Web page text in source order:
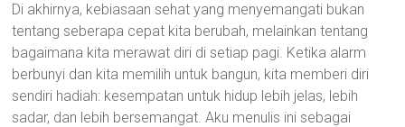
Di akhirnya, kebiasaan sehat yang menyemangati bukan
tentang seberapa cepat kita berubah, melainkan tentang
bagaimana kita merawat diri di setiap pagi. Ketika alarm
berbunyi dan kita memilih untuk bangun, kita memberi diri
sendiri hadiah: kesempatan untuk hidup lebih jelas, lebih
sadar, dan lebih bersemangat. Aku menulis ini sebagai